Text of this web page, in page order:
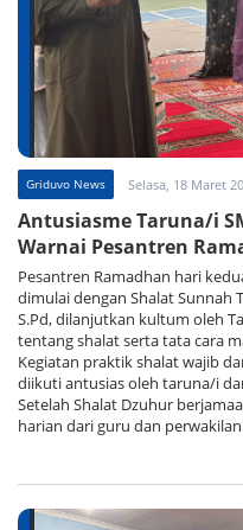
Griduvo News Selasa, 18 Maret
Antusiasme Taruna/i
Warnai Pesantren
Pesantren Ramadhan hari
dimulai dengan Shalat Sunnah
S.Pd, dilanjutkan kultum oleh
tentang shalat serta tata cara
Kegiatan praktik shalat wajib
diikuti antusias oleh taruna/i
Setelah Shalat Dzuhur
harian dari guru dan